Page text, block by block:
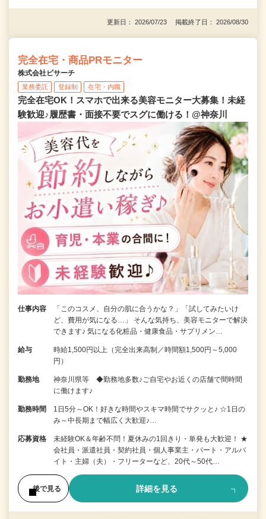
更新日： 2026/07/23 掲載終了日： 2026/08/30
完全在宅・商品PRモニター
株式会社ビサーチ
業務委託 登録制 在宅・内職
完全在宅OK！スマホで出来る美容モニター大募集！未経
験歓迎♪履歴書・面接不要でスグに働ける！@神奈川
仕事内容
「このコスメ、自分の肌に合うかな？」「試してみたいけ
ど、費用が気になる…」 そんな気持ち、美容モニターで解決
できます♪ 気になる化粧品・健康食品・サプリメン…
給与
時給1,500円以上（完全出来高制／時間額1,500円～5,000
円）
勤務地
神奈川県等 ◆勤務地多数♪ご自宅やお近くの店舗で間時間
に働けます♪
勤務時間
1日5分～OK！好きな時間やスキマ時間でサクッと♪ ☆1日の
み～中長期まで幅広く大歓迎♪…
応募資格
未経験OK＆年齢不問！夏休みの1回きり・単発も大歓迎！ ★
会社員・派遣社員・契約社員・個人事業主・パート・アルバ
イト・主婦（夫）・フリーターなど、20代～50代…
後で見る 詳細を見る